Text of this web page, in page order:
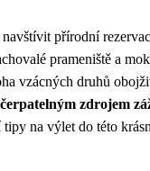
přírodní
prameniště a
vzácných druhů
zdrojem
na výlet do této